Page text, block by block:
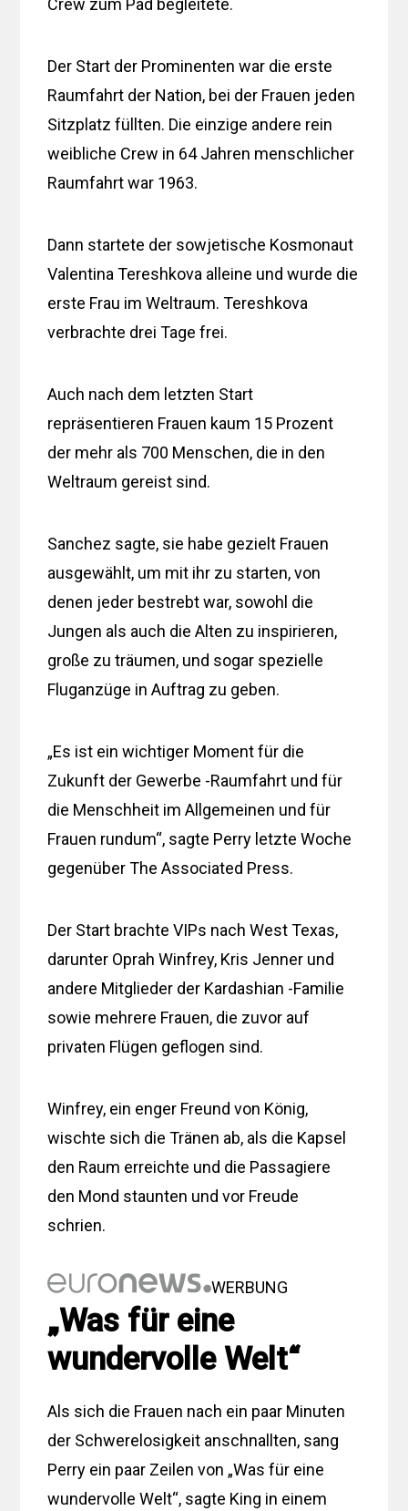
Der Start der Prominenten war die erste
Raumfahrt der Nation, bei der Frauen jeden
Sitzplatz füllten. Die einzige andere rein
weibliche Crew in 64 Jahren menschlicher
Raumfahrt war 1963.
Dann startete der sowjetische Kosmonaut
Valentina Tereshkova alleine und wurde die
erste Frau im Weltraum. Tereshkova
verbrachte drei Tage frei.
Auch nach dem letzten Start
repräsentieren Frauen kaum 15 Prozent
der mehr als 700 Menschen, die in den
Weltraum gereist sind.
Sanchez sagte, sie habe gezielt Frauen
ausgewählt, um mit ihr zu starten, von
denen jeder bestrebt war, sowohl die
Jungen als auch die Alten zu inspirieren,
große zu träumen, und sogar spezielle
Fluganzüge in Auftrag zu geben.
„Es ist ein wichtiger Moment für die
Zukunft der Gewerbe -Raumfahrt und für
die Menschheit im Allgemeinen und für
Frauen rundum“, sagte Perry letzte Woche
gegenüber The Associated Press.
Der Start brachte VIPs nach West Texas,
darunter Oprah Winfrey, Kris Jenner und
andere Mitglieder der Kardashian -Familie
sowie mehrere Frauen, die zuvor auf
privaten Flügen geflogen sind.
Winfrey, ein enger Freund von König,
wischte sich die Tränen ab, als die Kapsel
den Raum erreichte und die Passagiere
den Mond staunten und vor Freude
schrien.
WERBUNG
„Was für eine
wundervolle Welt“
Als sich die Frauen nach ein paar Minuten
der Schwerelosigkeit anschnallten, sang
Perry ein paar Zeilen von „Was für eine
wundervolle Welt“, sagte King in einem